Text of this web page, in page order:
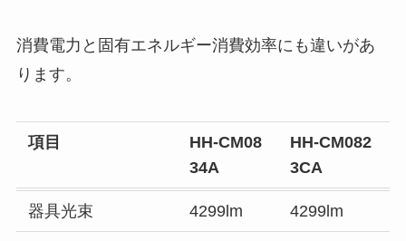
消費電力と固有エネルギー消費効率にも違いがあ
ります。
項目
HH-CM08
34A
HH-CM082
3CA
器具光束 4299lm 4299lm